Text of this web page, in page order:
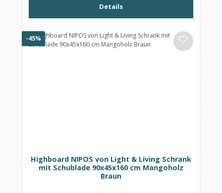
Details
-45% Rabatt
Highboard NIPOS von Light & Living Schrank
mit Schublade 90x45x160 cm Mangoholz
Braun